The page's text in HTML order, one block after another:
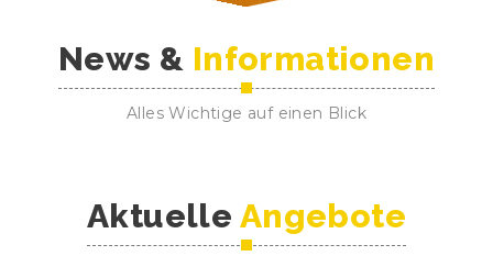
News & Informationen
Alles Wichtige auf einen Blick
Aktuelle Angebote